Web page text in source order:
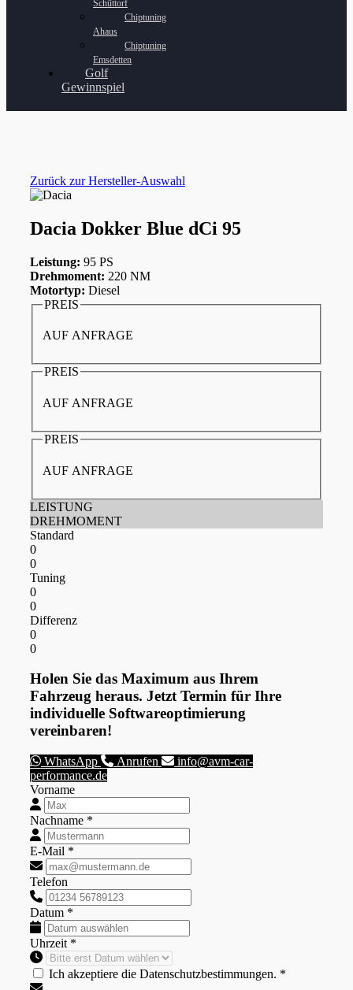
Schüttorf
Chiptuning
Ahaus
Chiptuning
Emsdetten
Golf
Gewinnspiel
Zurück zur Hersteller-Auswahl
Dacia Dokker Blue dCi 95
Leistung: 95 PS
Drehmoment: 220 NM
Motortyp: Diesel
PREIS
AUF ANFRAGE
PREIS
AUF ANFRAGE
PREIS
AUF ANFRAGE
LEISTUNG
DREHMOMENT
Standard
0
0
Tuning
0
0
Differenz
0
0
Holen Sie das Maximum aus Ihrem
Fahrzeug heraus. Jetzt Termin für Ihre
individuelle Softwareoptimierung
vereinbaren!
WhatsApp Anrufen
info@avm-car-
performance.de
Vorname
Nachname *
E-Mail *
Telefon
Datum *
Uhrzeit *
Ich akzeptiere die Datenschutzbestimmungen. *